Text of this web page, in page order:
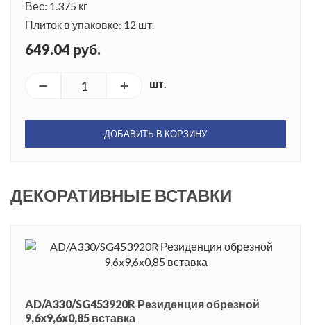
Вес: 1.375 кг
Плиток в упаковке: 12 шт.
649.04 руб.
шт.
ДОБАВИТЬ В КОРЗИНУ
ДЕКОРАТИВНЫЕ ВСТАВКИ
AD/A330/SG453920R Резиденция обрезной
9,6x9,6x0,85 вставка